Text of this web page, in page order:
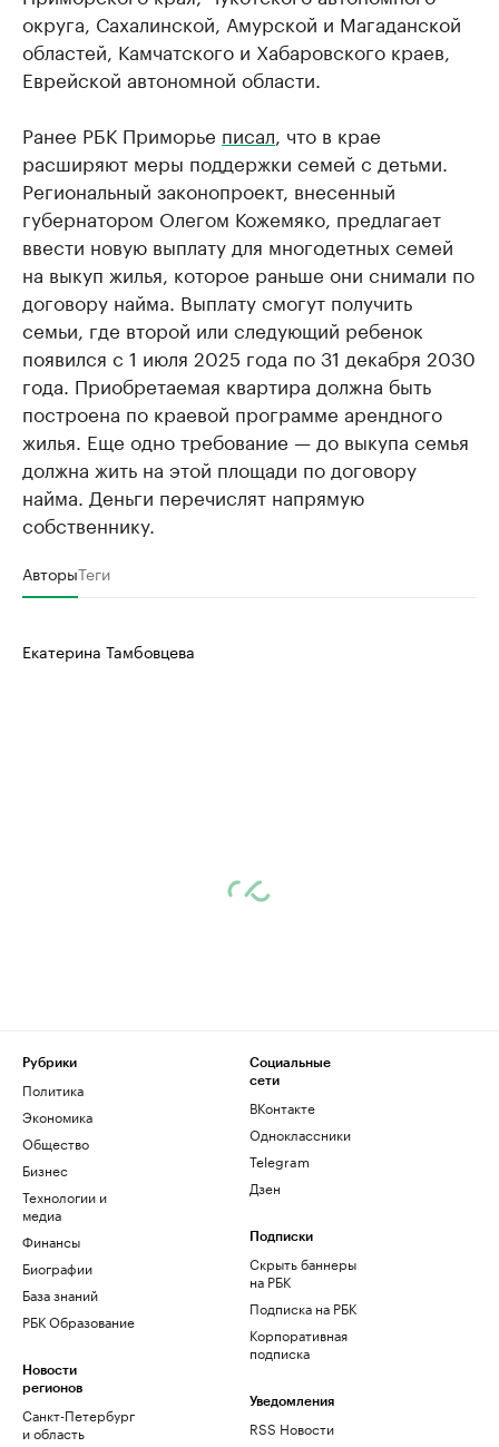
округа, Сахалинской, Амурской и Магаданской
областей, Камчатского и Хабаровского краев,
Еврейской автономной области.
Ранее РБК Приморье писал , что в крае
расширяют меры поддержки семей с детьми.
Региональный законопроект, внесенный
губернатором Олегом Кожемяко, предлагает
ввести новую выплату для многодетных семей
на выкуп жилья, которое раньше они снимали по
договору найма. Выплату смогут получить
семьи, где второй или следующий ребенок
появился с 1 июля 2025 года по 31 декабря 2030
года. Приобретаемая квартира должна быть
построена по краевой программе арендного
жилья. Еще одно требование — до выкупа семья
должна жить на этой площади по договору
найма. Деньги перечислят напрямую
собственнику.
АвторыТеги
Екатерина Тамбовцева
Рубрики
Политика
Экономика
Общество
Бизнес
Технологии и
медиа
Финансы
Биографии
База знаний
РБК Образование
Новости
регионов
Санкт-Петербург
и область
Социальные
сети
ВКонтакте
Одноклассники
Telegram
Дзен
Подписки
Скрыть баннеры
на РБК
Подписка на РБК
Корпоративная
подписка
Уведомления
RSS Новости